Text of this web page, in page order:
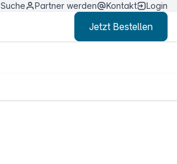
Suche Partner werden Kontakt Login
Jetzt Bestellen